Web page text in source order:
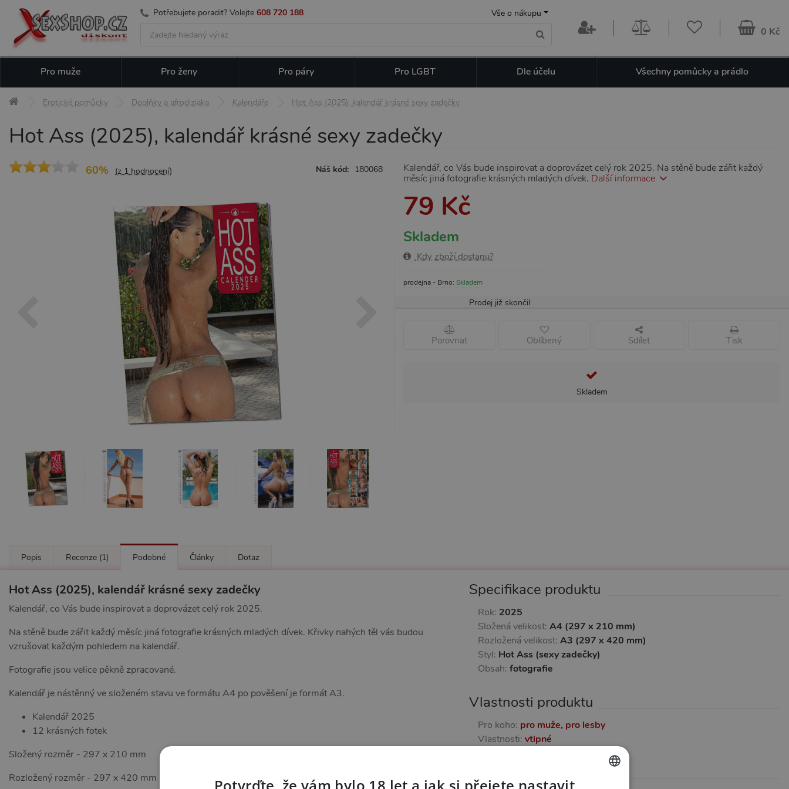
Potřebujete poradit? Volejte 608 720 188 Vše o nákupu
0 Kč
Pro muže Pro ženy Pro páry Pro LGBT Dle účelu Všechny pomůcky a prádlo
Erotické pomůcky Doplňky a afrodiziaka Kalendáře Hot Ass (2025), kalendář krásné sexy zadečky
Hot Ass (2025), kalendář krásné sexy zadečky
60% (z 1 hodnocení) Náš kód: 180068
Kalendář, co Vás bude inspirovat a doprovázet celý rok 2025. Na stěně bude zářit každý
měsíc jiná fotografie krásných mladých dívek. Další informace
79 Kč
Skladem
Kdy zboží dostanu?
prodejna - Brno: Skladem
Prodej již skončil
Porovnat Oblíbený Sdílet Tisk
Skladem
Popis Recenze (1) Podobné Články Dotaz
Hot Ass (2025), kalendář krásné sexy zadečky
Kalendář, co Vás bude inspirovat a doprovázet celý rok 2025.
Na stěně bude zářit každý měsíc jiná fotografie krásných mladých dívek. Křivky nahých těl vás budou
vzrušovat každým pohledem na kalendář.
Fotografie jsou velice pěkně zpracované.
Kalendář je nástěnný ve složeném stavu ve formátu A4 po pověšení je formát A3.
Kalendář 2025
12 krásných fotek
Složený rozměr - 297 x 210 mm
Rozložený rozměr - 297 x 420 mm
Specifikace produktu
Rok: 2025
Složená velikost: A4 (297 x 210 mm)
Rozložená velikost: A3 (297 x 420 mm)
Styl: Hot Ass (sexy zadečky)
Obsah: fotografie
Vlastnosti produktu
Pro koho: pro muže, pro lesby
Vlastnosti: vtipné